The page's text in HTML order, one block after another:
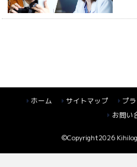
ホーム サイトマップ プ
お問い
©Copyright2026 Kihilog